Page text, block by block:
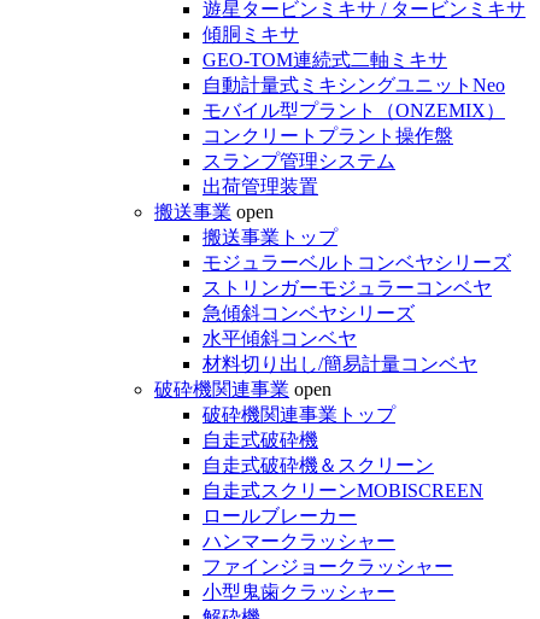
遊星タービンミキサ / タービンミキサ
傾胴ミキサ
GEO-TOM連続式二軸ミキサ
自動計量式ミキシングユニットNeo
モバイル型プラント（ONZEMIX）
コンクリートプラント操作盤
スランプ管理システム
出荷管理装置
搬送事業 open
搬送事業トップ
モジュラーベルトコンベヤシリーズ
ストリンガーモジュラーコンベヤ
急傾斜コンベヤシリーズ
水平傾斜コンベヤ
材料切り出し/簡易計量コンベヤ
破砕機関連事業 open
破砕機関連事業トップ
自走式破砕機
自走式破砕機＆スクリーン
自走式スクリーンMOBISCREEN
ロールブレーカー
ハンマークラッシャー
ファインジョークラッシャー
小型鬼歯クラッシャー